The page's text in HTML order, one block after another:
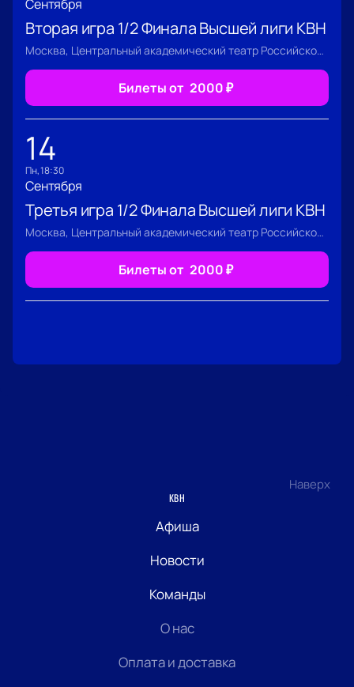
Сентября
Вторая игра 1/2 Финала Высшей лиги КВН
Москва, Центральный академический театр Российской Армии
Билеты от 2000₽
14
пн, 18:30
Сентября
Третья игра 1/2 Финала Высшей лиги КВН
Москва, Центральный академический театр Российской Армии
Билеты от 2000₽
Наверх
КВН
Афиша
Новости
Команды
О нас
Оплата и доставка